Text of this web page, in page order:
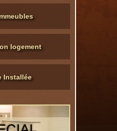
logement
Installée